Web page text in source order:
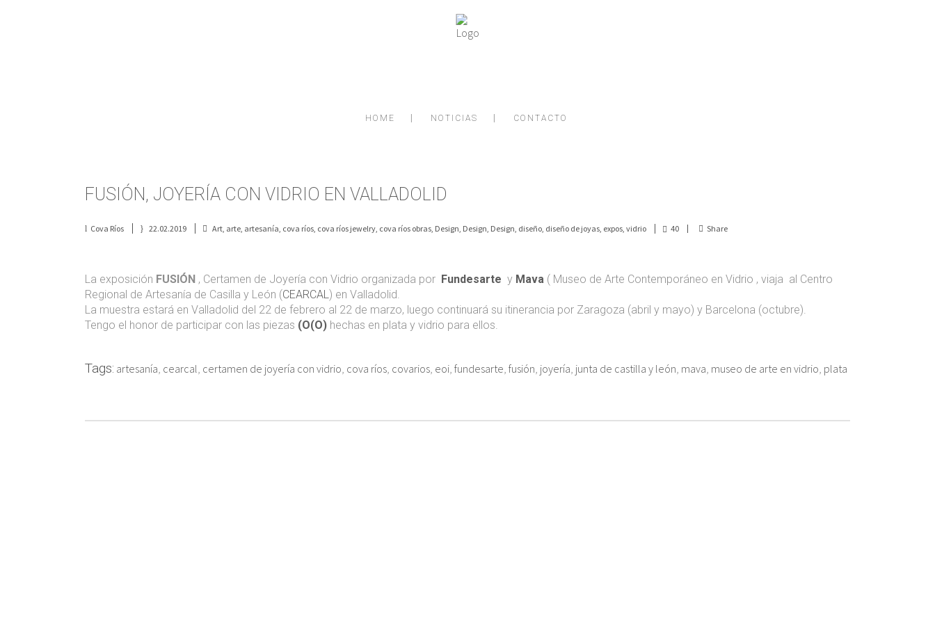
HOME NOTICIAS CONTACTO
FUSIÓN, JOYERÍA CON VIDRIO EN VALLADOLID
Cova Ríos 22.02.2019 Art, arte, artesanía, cova ríos, cova ríos jewelry, cova ríos obras, Design, Design, Design, diseño, diseño de joyas, expos, vidrio 40 Share
La exposición FUSIÓN , Certamen de Joyería con Vidrio organizada por Fundesarte y Mava ( Museo de Arte Contemporáneo en Vidrio , viaja al Centro
Regional de Artesanía de Casilla y León (CEARCAL) en Valladolid.
La muestra estará en Valladolid del 22 de febrero al 22 de marzo, luego continuará su itinerancia por Zaragoza (abril y mayo) y Barcelona (octubre).
Tengo el honor de participar con las piezas (O(O) hechas en plata y vidrio para ellos.
Tags: artesanía, cearcal, certamen de joyería con vidrio, cova ríos, covarios, eoi, fundesarte, fusión, joyería, junta de castilla y león, mava, museo de arte en vidrio, plata